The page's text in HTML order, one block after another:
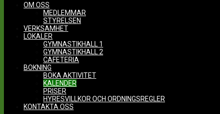
OM OSS
MEDLEMMAR
STYRELSEN
VERKSAMHET
LOKALER
GYMNASTIKHALL 1
GYMNASTIKHALL 2
CAFETERIA
BOKNING
BOKA AKTIVITET
KALENDER
PRISER
HYRESVILLKOR OCH ORDNINGSREGLER
KONTAKTA OSS